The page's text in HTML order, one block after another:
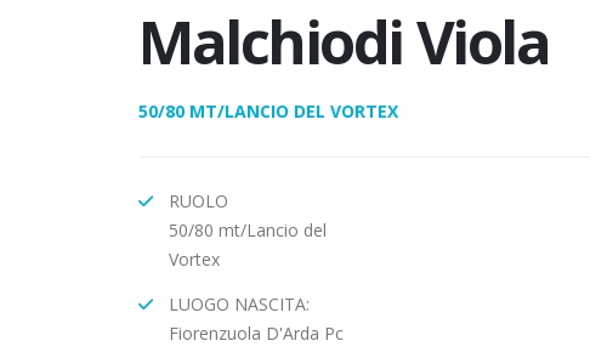
Malchiodi Viola
50/80 MT/LANCIO DEL VORTEX
RUOLO
50/80 mt/Lancio del
Vortex
LUOGO NASCITA:
Fiorenzuola D'Arda Pc